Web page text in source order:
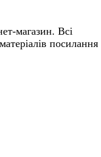
магазин. Всі
посилання